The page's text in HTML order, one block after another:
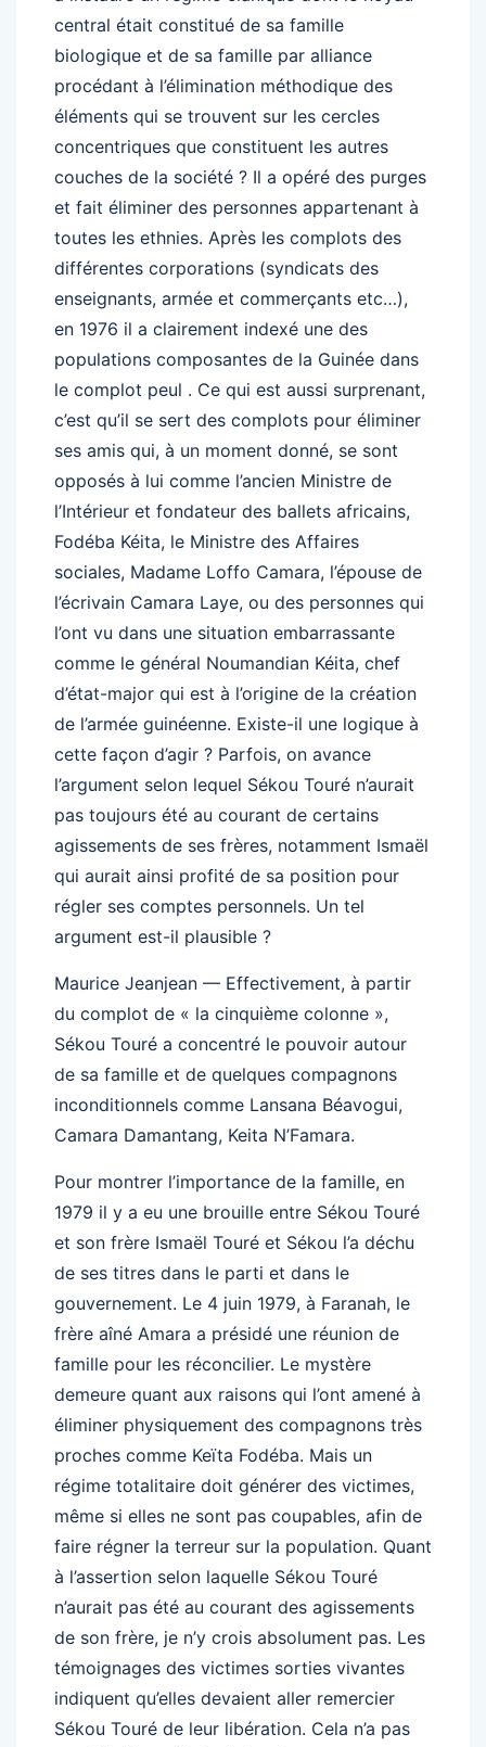
central était constitué de sa famille
biologique et de sa famille par alliance
procédant à l’élimination méthodique des
éléments qui se trouvent sur les cercles
concentriques que constituent les autres
couches de la société ? Il a opéré des purges
et fait éliminer des personnes appartenant à
toutes les ethnies. Après les complots des
différentes corporations (syndicats des
enseignants, armée et commerçants etc…),
en 1976 il a clairement indexé une des
populations composantes de la Guinée dans
le complot peul . Ce qui est aussi surprenant,
c’est qu’il se sert des complots pour éliminer
ses amis qui, à un moment donné, se sont
opposés à lui comme l’ancien Ministre de
l’Intérieur et fondateur des ballets africains,
Fodéba Kéita, le Ministre des Affaires
sociales, Madame Loffo Camara, l’épouse de
l’écrivain Camara Laye, ou des personnes qui
l’ont vu dans une situation embarrassante
comme le général Noumandian Kéita, chef
d’état-major qui est à l’origine de la création
de l’armée guinéenne. Existe-il une logique à
cette façon d’agir ? Parfois, on avance
l’argument selon lequel Sékou Touré n’aurait
pas toujours été au courant de certains
agissements de ses frères, notamment Ismaël
qui aurait ainsi profité de sa position pour
régler ses comptes personnels. Un tel
argument est-il plausible ?
Maurice Jeanjean — Effectivement, à partir
du complot de « la cinquième colonne »,
Sékou Touré a concentré le pouvoir autour
de sa famille et de quelques compagnons
inconditionnels comme Lansana Béavogui,
Camara Damantang, Keita N’Famara.
Pour montrer l’importance de la famille, en
1979 il y a eu une brouille entre Sékou Touré
et son frère Ismaël Touré et Sékou l’a déchu
de ses titres dans le parti et dans le
gouvernement. Le 4 juin 1979, à Faranah, le
frère aîné Amara a présidé une réunion de
famille pour les réconcilier. Le mystère
demeure quant aux raisons qui l’ont amené à
éliminer physiquement des compagnons très
proches comme Keïta Fodéba. Mais un
régime totalitaire doit générer des victimes,
même si elles ne sont pas coupables, afin de
faire régner la terreur sur la population. Quant
à l’assertion selon laquelle Sékou Touré
n’aurait pas été au courant des agissements
de son frère, je n’y crois absolument pas. Les
témoignages des victimes sorties vivantes
indiquent qu’elles devaient aller remercier
Sékou Touré de leur libération. Cela n’a pas